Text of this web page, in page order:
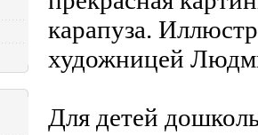
карапуза.
художницей
Для детей